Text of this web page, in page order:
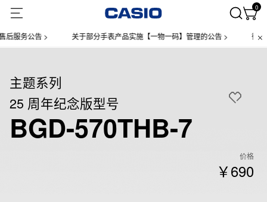
0
务公告 > 关于部分手表产品实施【一物一码】管理的公告 > 微信小
主题系列
25 周年纪念版型号
BGD-570THB-7
价格
￥690